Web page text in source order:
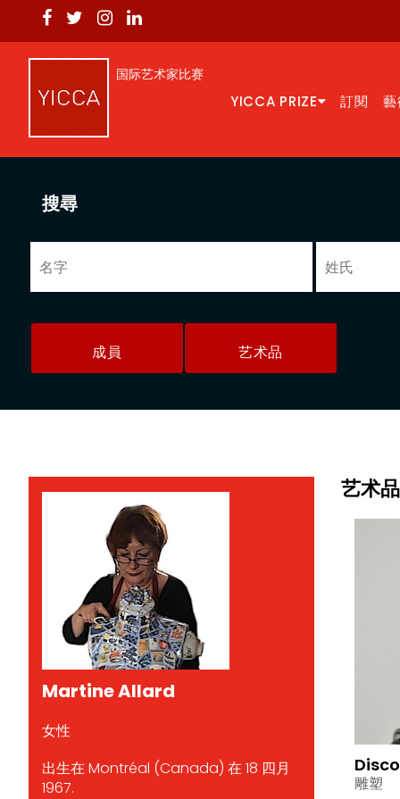
国际艺术家比赛
YICCA PRIZE 訂閱 藝
搜尋
成員 艺术品
Martine Allard
女性
出生在 Montréal (Canada) 在 18 四月
1967.
艺术品
雕塑